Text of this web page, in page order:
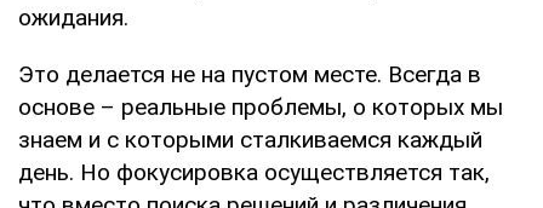
ожидания.
Это делается не на пустом месте. Всегда в
основе – реальные проблемы, о которых мы
знаем и с которыми сталкиваемся каждый
день. Но фокусировка осуществляется так,